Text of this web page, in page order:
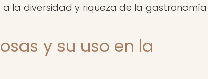
la diversidad y riqueza de la
y su uso en la